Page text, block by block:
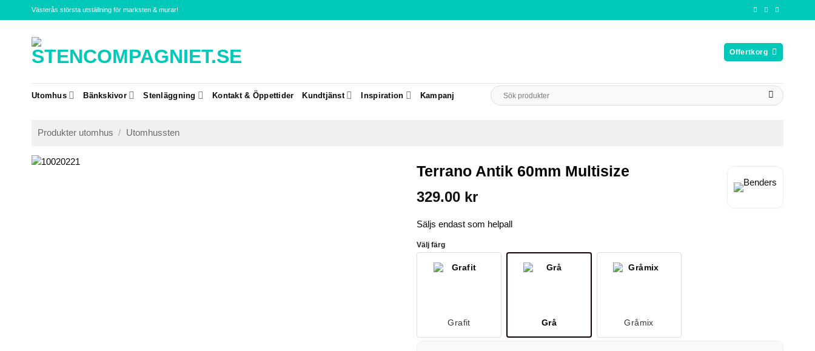
to
Västerås största utställning för marksten & murar!
Offertkorg
Utomhus Bänkskivor Stenläggning Kontakt & Öppettider Kundtjänst Inspiration Kampanj
Sök
efter:
Produkter utomhus / Utomhussten
Terrano Antik 60mm Multisize
329.00 kr
Säljs endast som helpall
Välj färg
Grafit Grå Gråmix